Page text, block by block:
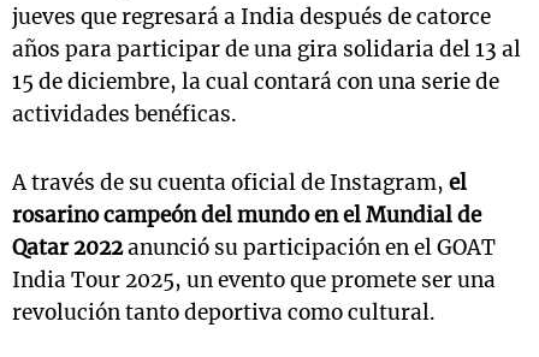
jueves que regresará a India después de catorce
años para participar de una gira solidaria del 13 al
15 de diciembre, la cual contará con una serie de
actividades benéficas.
A través de su cuenta oficial de Instagram, el
rosarino campeón del mundo en el Mundial de
Qatar 2022anunció su participación en el GOAT
India Tour 2025, un evento que promete ser una
revolución tanto deportiva como cultural.